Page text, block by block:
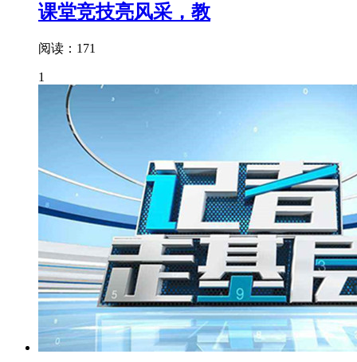
课堂竞技亮风采，教
阅读：171
1